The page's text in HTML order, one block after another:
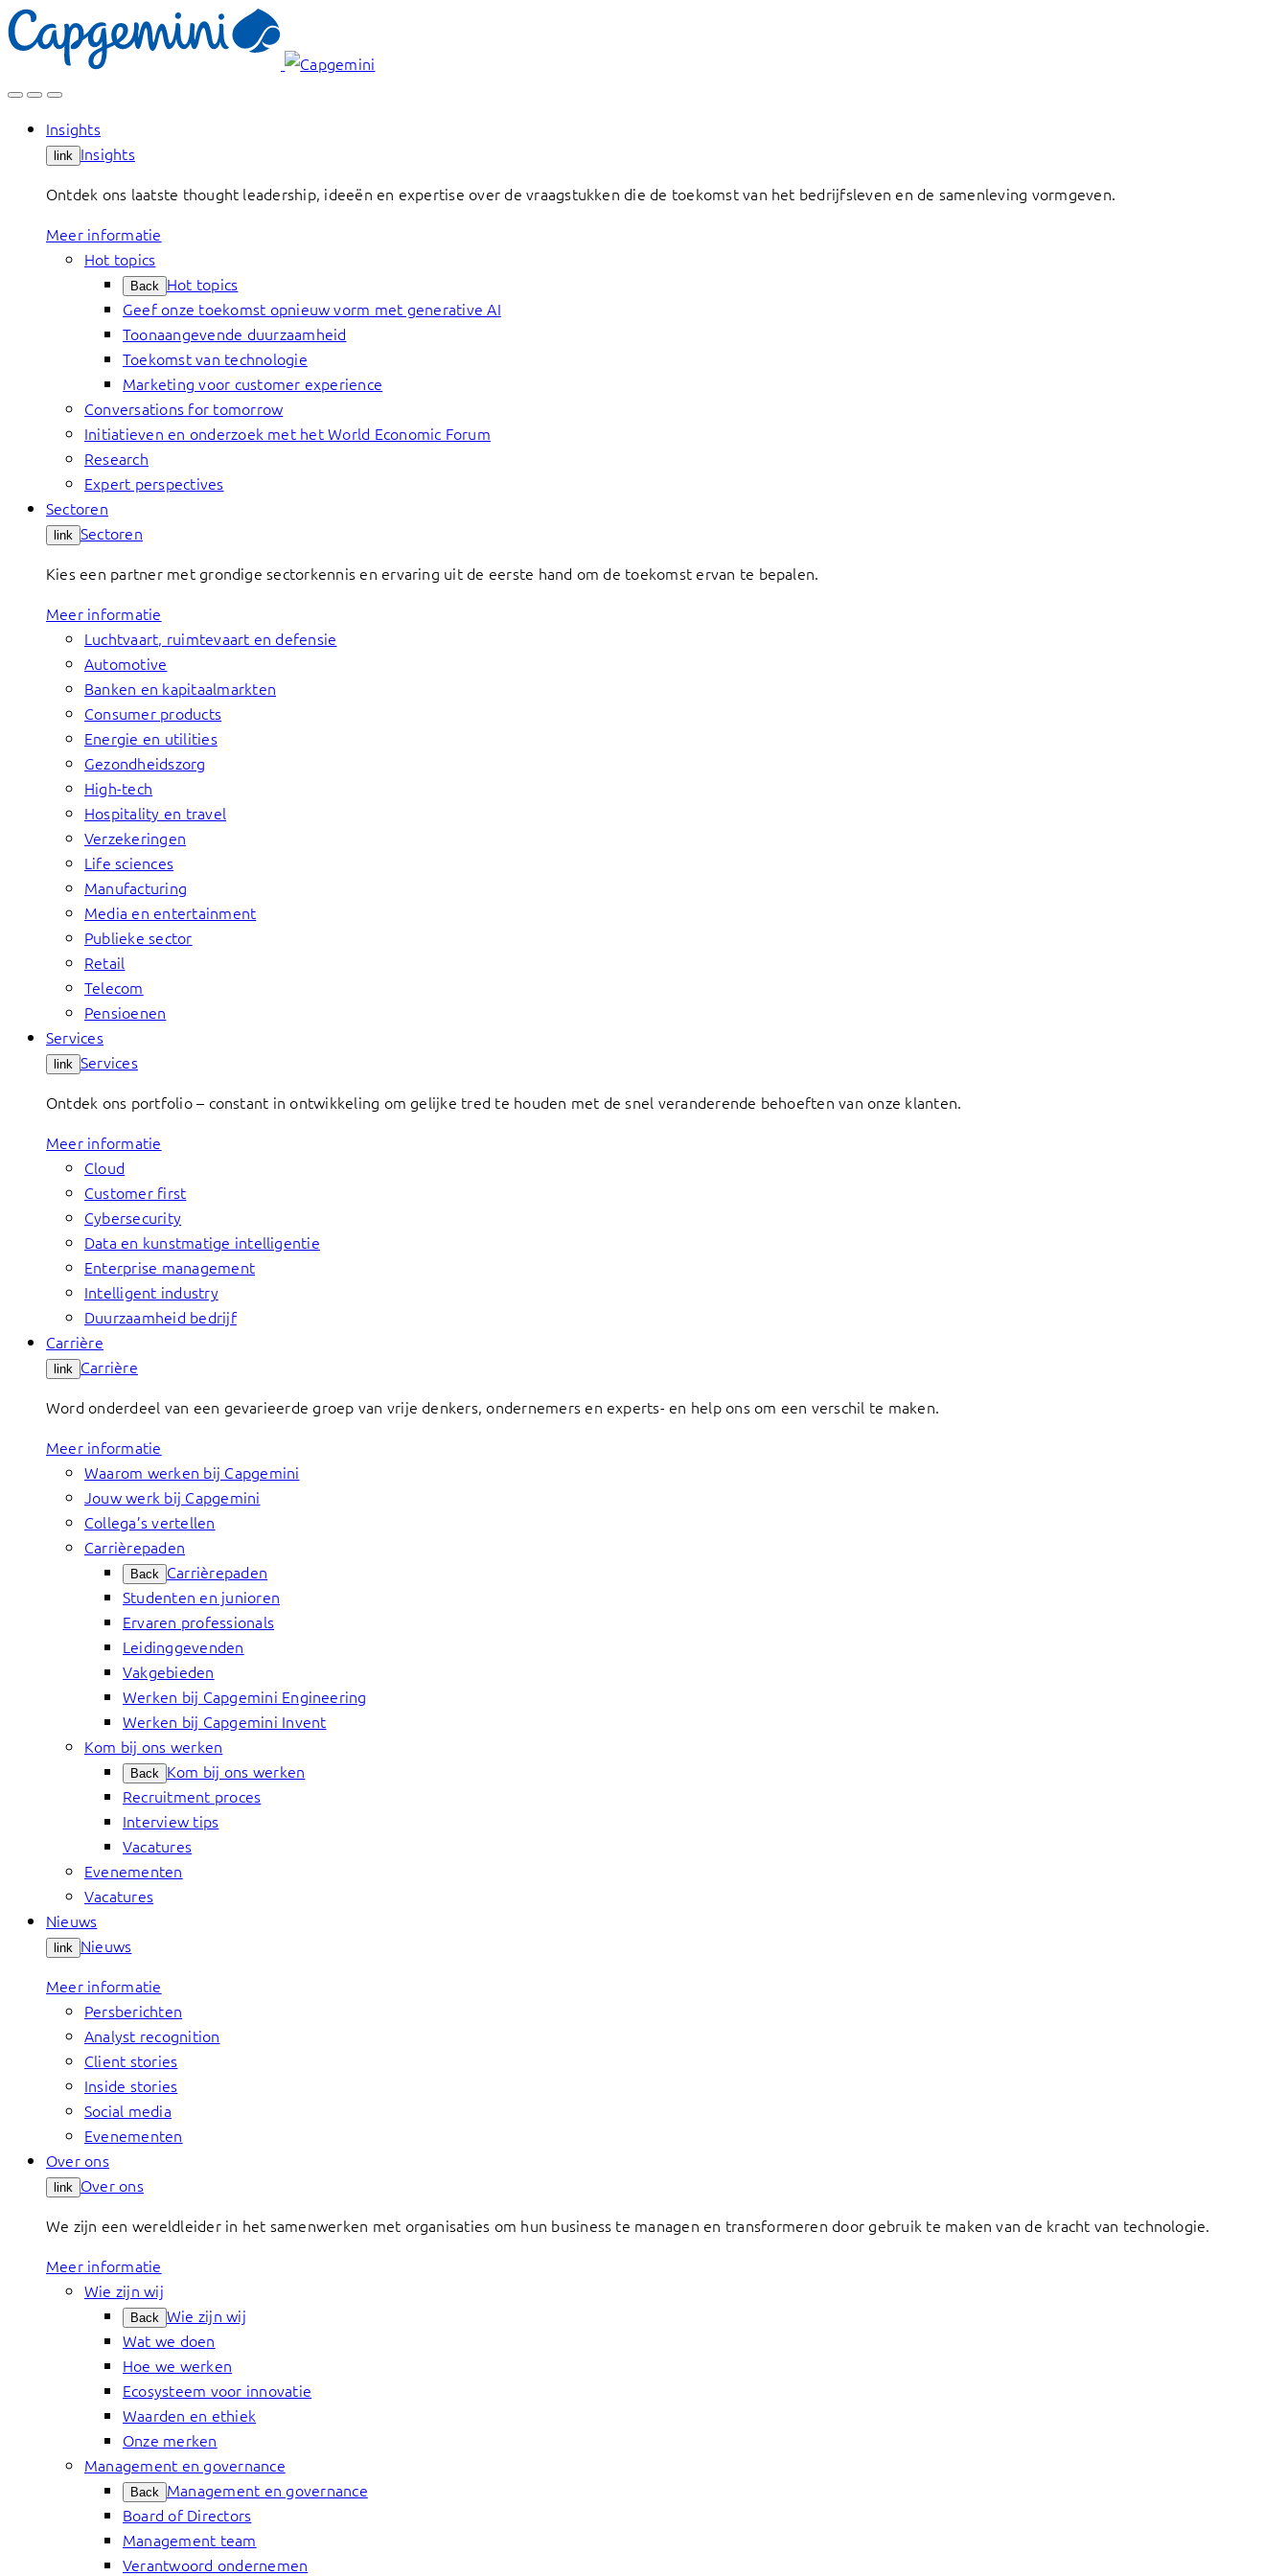
Skip
to
Insights
link Insights
Ontdek ons laatste thought leadership, ideeën en expertise over de vraagstukken die de toekomst van het bedrijfsleven en de samenleving vormgeven.
Meer informatie
Hot topics
Back Hot topics
Geef onze toekomst opnieuw vorm met generative AI
Toonaangevende duurzaamheid
Toekomst van technologie
Marketing voor customer experience
Conversations for tomorrow
Initiatieven en onderzoek met het World Economic Forum
Research
Expert perspectives
Sectoren
link Sectoren
Kies een partner met grondige sectorkennis en ervaring uit de eerste hand om de toekomst ervan te bepalen.
Meer informatie
Luchtvaart, ruimtevaart en defensie
Automotive
Banken en kapitaalmarkten
Consumer products
Energie en utilities
Gezondheidszorg
High-tech
Hospitality en travel
Verzekeringen
Life sciences
Manufacturing
Media en entertainment
Publieke sector
Retail
Telecom
Pensioenen
Services
link Services
Ontdek ons portfolio – constant in ontwikkeling om gelijke tred te houden met de snel veranderende behoeften van onze klanten.
Meer informatie
Cloud
Customer first
Cybersecurity
Data en kunstmatige intelligentie
Enterprise management
Intelligent industry
Duurzaamheid bedrijf
Carrière
link Carrière
Word onderdeel van een gevarieerde groep van vrije denkers, ondernemers en experts- en help ons om een verschil te maken.
Meer informatie
Waarom werken bij Capgemini
Jouw werk bij Capgemini
Collega’s vertellen
Carrièrepaden
Back Carrièrepaden
Studenten en junioren
Ervaren professionals
Leidinggevenden
Vakgebieden
Werken bij Capgemini Engineering
Werken bij Capgemini Invent
Kom bij ons werken
Back Kom bij ons werken
Recruitment proces
Interview tips
Vacatures
Evenementen
Vacatures
Nieuws
link Nieuws
Meer informatie
Persberichten
Analyst recognition
Client stories
Inside stories
Social media
Evenementen
Over ons
link Over ons
We zijn een wereldleider in het samenwerken met organisaties om hun business te managen en transformeren door gebruik te maken van de kracht van technologie.
Meer informatie
Wie zijn wij
Back Wie zijn wij
Wat we doen
Hoe we werken
Ecosysteem voor innovatie
Waarden en ethiek
Onze merken
Management en governance
Back Management en governance
Board of Directors
Management team
Verantwoord ondernemen